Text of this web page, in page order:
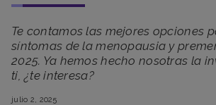
Te contamos las mejores opciones
síntomas de la menopausia y
2025. Ya hemos hecho nosotras la
ti, ¿te interesa?
julio 2, 2025